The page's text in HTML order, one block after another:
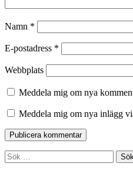
Namn *
E-postadress *
Webbplats
Meddela mig om nya
Meddela mig om nya inlägg
Sök
efter: